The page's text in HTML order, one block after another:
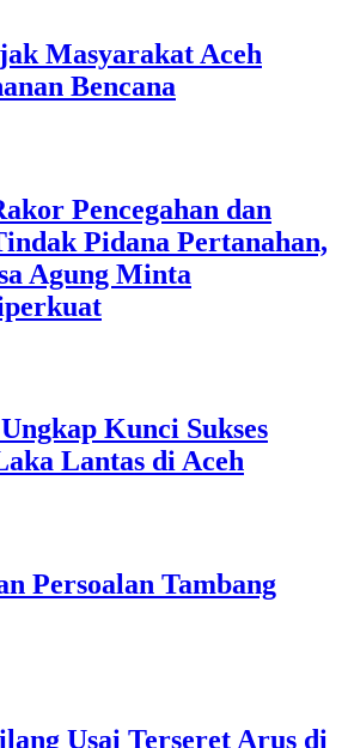
Masyarakat Aceh
Bencana
Pencegahan dan
Pidana Pertanahan,
Agung Minta
Kunci Sukses
Lantas di Aceh
Persoalan Tambang
Usai Terseret Arus di